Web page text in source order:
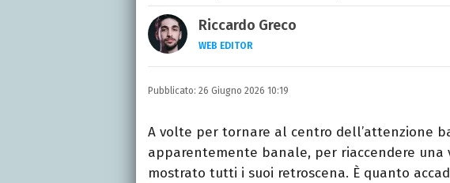
Riccardo Greco
WEB EDITOR
LINKEDIN
Si avvicina all'editoria studiando all'IED
specializza poi in Comunicazione
presso La Sapienza, collaborando con
Pubblicato: 26 Giugno 2026 10:19
A volte per tornare al centro dell’attenzione
apparentemente banale, per riaccendere una
mostrato tutti i suoi retroscena. È quanto